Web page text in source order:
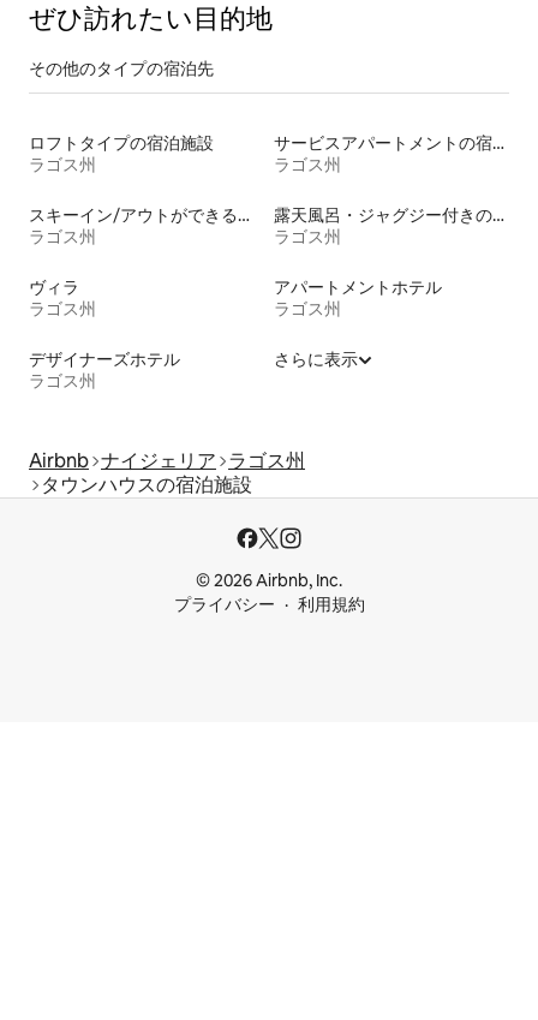
ぜひ訪⁠れ⁠た⁠い目⁠的⁠地
その他のタ⁠イ⁠プ⁠の宿⁠泊⁠先
ロフトタイプの宿泊施設
ラゴス州
サービスアパートメントの宿泊施設
ラゴス州
スキーイン/アウトができる宿泊先
ラゴス州
露天風呂・ジャグジー付きの宿泊施設
ラゴス州
ヴィラ
ラゴス州
アパートメントホテル
ラゴス州
デザイナーズホテル
ラゴス州
さらに表示
Airbnb ナイジェリア ラゴス州
タウンハウスの宿泊施設
© 2026 Airbnb, Inc.
プライバシー
利用規約